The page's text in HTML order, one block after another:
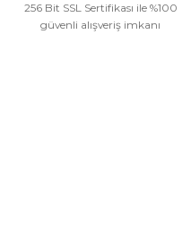
256 Bit SSL Sertifikası ile %100
güvenli alışveriş imkanı